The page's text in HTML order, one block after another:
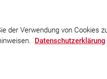
der Verwendung von Cookies
Datenschutzerklärung